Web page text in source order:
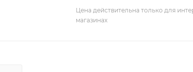
Цена действительна только для
магазинах